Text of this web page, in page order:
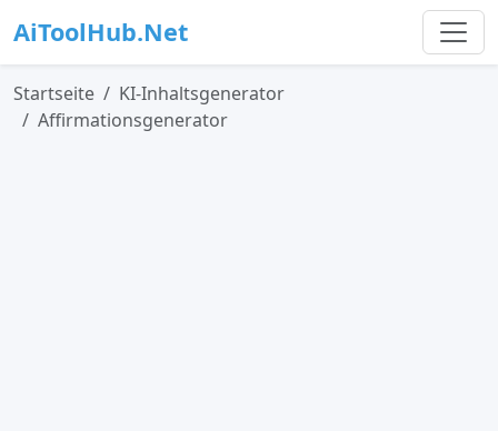
AiToolHub.Net
Startseite
KI-Inhaltsgenerator
Affirmationsgenerator